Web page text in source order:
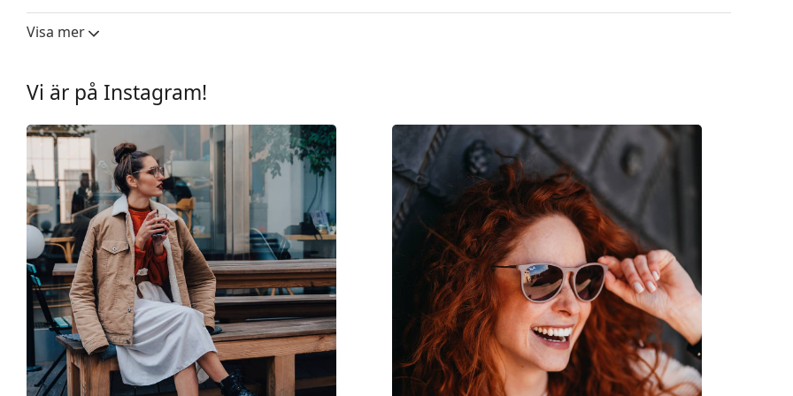
Linsbredd:
55 mm
UV-filter 400:
Båge
Bågform:
Cat Eye
Bågfärg:
Röd
Bågmaterial:
Acetat
Storlek:
Bredd:
136 mm
Skalmlängd:
140 mm
Näsbryggans bredd:
16 mm
Vikt:
220 g
Justerbara näskuddar:
Nej
Visa mer
Vi är på Instagram!